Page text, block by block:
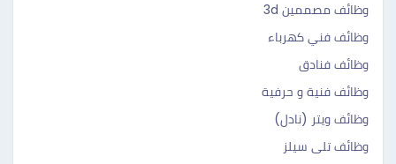
وظائف مصممين 3d
وظائف فني كهرباء
وظائف فنادق
وظائف فنية و حرفية
وظائف ويتر (نادل)
وظائف تلى سيلز